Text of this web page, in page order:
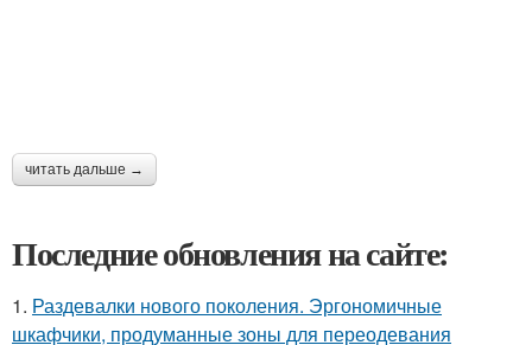
читать дальше →
Последние обновления на сайте:
1. Раздевалки нового поколения. Эргономичные
шкафчики, продуманные зоны для переодевания